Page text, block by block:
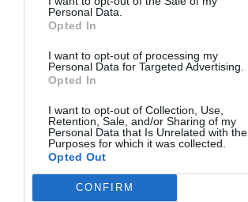
Personal Data.
Opted In
I want to opt-out of processing my
Personal Data for Targeted Advertising.
Opted In
I want to opt-out of Collection, Use,
Retention, Sale, and/or Sharing of my
Personal Data that Is Unrelated with the
Purposes for which it was collected.
Opted Out
CONFIRM